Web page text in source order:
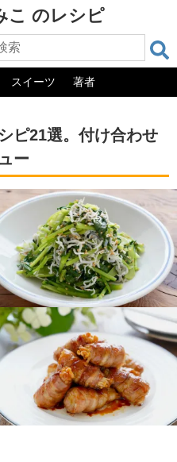
こ のレシピ
スイーツ 著者
ピ21選。付け合わせ
ー